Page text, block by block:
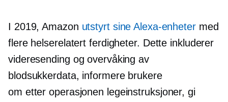
I 2019, Amazon utstyrt sine Alexa-enhetermed
flere helserelatert ferdigheter. Dette inkluderer
videresending og overvåking av
blodsukkerdata, informere brukere
om etter operasjonen legeinstruksjoner, gi